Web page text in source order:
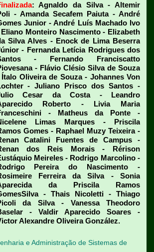
: Agnaldo da Silva - Altemir
- Amanda Secafem Paiuta - André
Junior - André Luís Machado Ivo
Eliano Monteiro Nascimento - Elizabeth
Silva Alves - Enock de Lima Beserra
- Fernanda Letícia Rodrigues dos
- Fernando Franciscatto
- Flávio Clésio Silva de Souza
Ítalo Oliveira de Souza - Johannes Von
- Juliano Prisco dos Santos -
Cesar da Costa - Leandro
Roberto - Livia Maria
- Matheus da Ponte -
Limas Marques - Priscila
Gomes - Raphael Muzy Teixeira -
Catalini Fuentes de Campus -
dos Reis Morais - Rérison
Meireles - Rodrigo Marcolino -
Pereira do Nascimento -
Ferreira da Silva - Sonia
da Priscila Ramos
- Thais Nicoletti - Thiago
da Silva - Vanessa Theodoro
- Valdir Aparecido Soares -
Alexandre Oliveira González.
e Administração de Sistemas de